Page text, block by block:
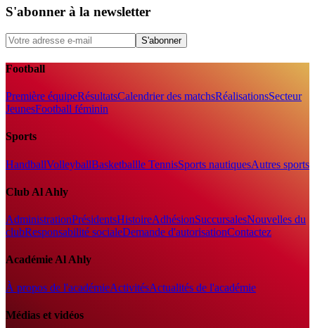
S'abonner à la newsletter
S'abonner
Football
Première équipeRésultatsCalendrier des matchsRéalisationsSecteur
JeunesFootball féminin
Sports
HandballVolleyballBasketballle TennisSports nautiquesAutres sports
Club Al Ahly
AdministrationPrésidentsHistoireAdhésionSuccursalesNouvelles du
clubResponsabilité socialeDemande d'autorisationContactez
Académie Al Ahly
À propos de l'académieActivitésActualités de l'académie
Médias et vidéos